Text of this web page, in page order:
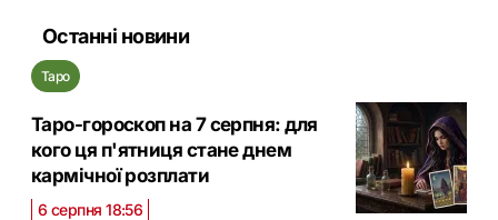
Останні новини
Таро
Таро-гороскоп на 7 серпня: для
кого ця п'ятниця стане днем
кармічної розплати
6 серпня 18:56